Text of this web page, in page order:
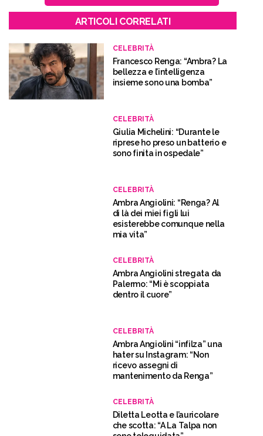
ARTICOLI CORRELATI
CELEBRITÀ
Francesco Renga: “Ambra? La
bellezza e l’intelligenza
insieme sono una bomba”
CELEBRITÀ
Giulia Michelini: “Durante le
riprese ho preso un batterio e
sono finita in ospedale”
CELEBRITÀ
Ambra Angiolini: “Renga? Al
di là dei miei figli lui
esisterebbe comunque nella
mia vita”
CELEBRITÀ
Ambra Angiolini stregata da
Palermo: “Mi è scoppiata
dentro il cuore”
CELEBRITÀ
Ambra Angiolini “infilza” una
hater su Instagram: “Non
ricevo assegni di
mantenimento da Renga”
CELEBRITÀ
Diletta Leotta e l’auricolare
che scotta: “A La Talpa non